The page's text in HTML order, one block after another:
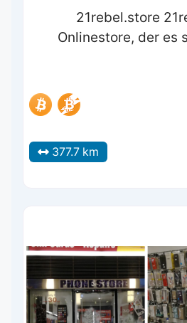
21rebel.store
Onlinestore, der es
377.7 km